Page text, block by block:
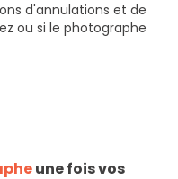
d'annulations et de
ou si le photographe
une fois vos